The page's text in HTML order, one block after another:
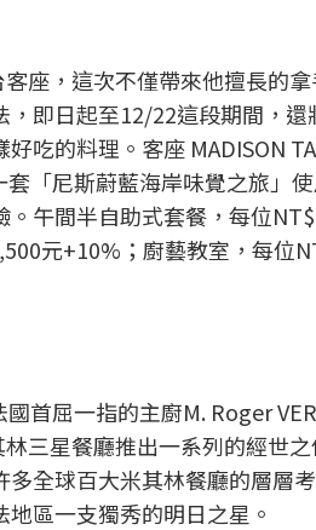
座，這次不僅帶來他擅長的
即日起至12/22這段期間，還
吃的料理。客座 MADISON
套「尼斯蔚藍海岸味覺之旅」
午間半自助式套餐，每位
元+10%；廚藝教室，每位
首屈一指的主廚M. Roger
三星餐廳推出一系列的經世
全球百大米其林餐廳的層層
區一支獨秀的明日之星。